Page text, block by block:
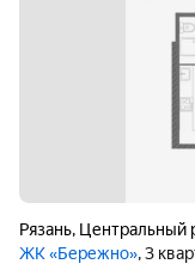
Рязань, Центральный
ЖК «Бережно», 3